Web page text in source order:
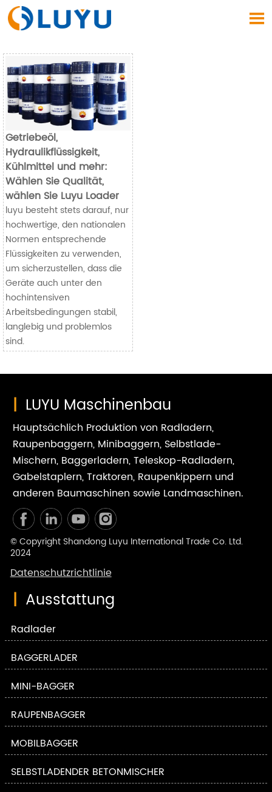

Getriebeöl,
Hydraulikflüssigkeit,
Kühlmittel und mehr:
Wählen Sie Qualität,
wählen Sie Luyu Loader
luyu besteht stets darauf, nur
hochwertige, den nationalen
Normen entsprechende
Flüssigkeiten zu verwenden,
um sicherzustellen, dass die
Geräte auch unter den
hochintensiven
Arbeitsbedingungen stabil,
langlebig und problemlos
sind.
| LUYU Maschinenbau
Hauptsächlich Produktion von Radladern,
Raupenbaggern, Minibaggern, Selbstlade-
Mischern, Baggerladern, Teleskop-Radladern,
Gabelstaplern, Traktoren, Raupenkippern und
anderen Baumaschinen sowie Landmaschinen.
© Copyright Shandong Luyu International Trade Co. Ltd.
2024
Datenschutzrichtlinie
| Ausstattung
Radlader
BAGGERLADER
MINI-BAGGER
RAUPENBAGGER
MOBILBAGGER
SELBSTLADENDER BETONMISCHER